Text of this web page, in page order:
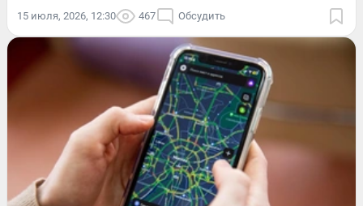
15 июля, 2026, 12:30 467 Обсудить